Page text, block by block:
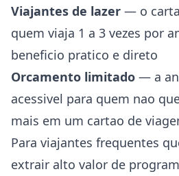
Viajantes de lazer — o
quem viaja 1 a 3 vezes por
beneficio pratico e direto
Orcamento limitado — a
acessivel para quem nao
mais em um cartao de
Para viajantes frequentes
extrair alto valor de